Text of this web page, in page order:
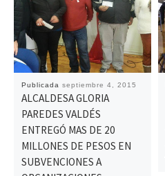
Publicadaseptiembre 4, 2015
ALCALDESA GLORIA
PAREDES VALDÉS
ENTREGÓ MAS DE 20
MILLONES DE PESOS EN
SUBVENCIONES A